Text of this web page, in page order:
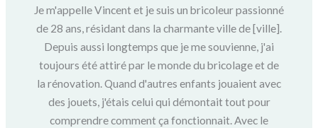
Je m'appelle Vincent et je suis un bricoleur passionné
de 28 ans, résidant dans la charmante ville de [ville].
Depuis aussi longtemps que je me souvienne, j'ai
toujours été attiré par le monde du bricolage et de
la rénovation. Quand d'autres enfants jouaient avec
des jouets, j'étais celui qui démontait tout pour
comprendre comment ça fonctionnait. Avec le